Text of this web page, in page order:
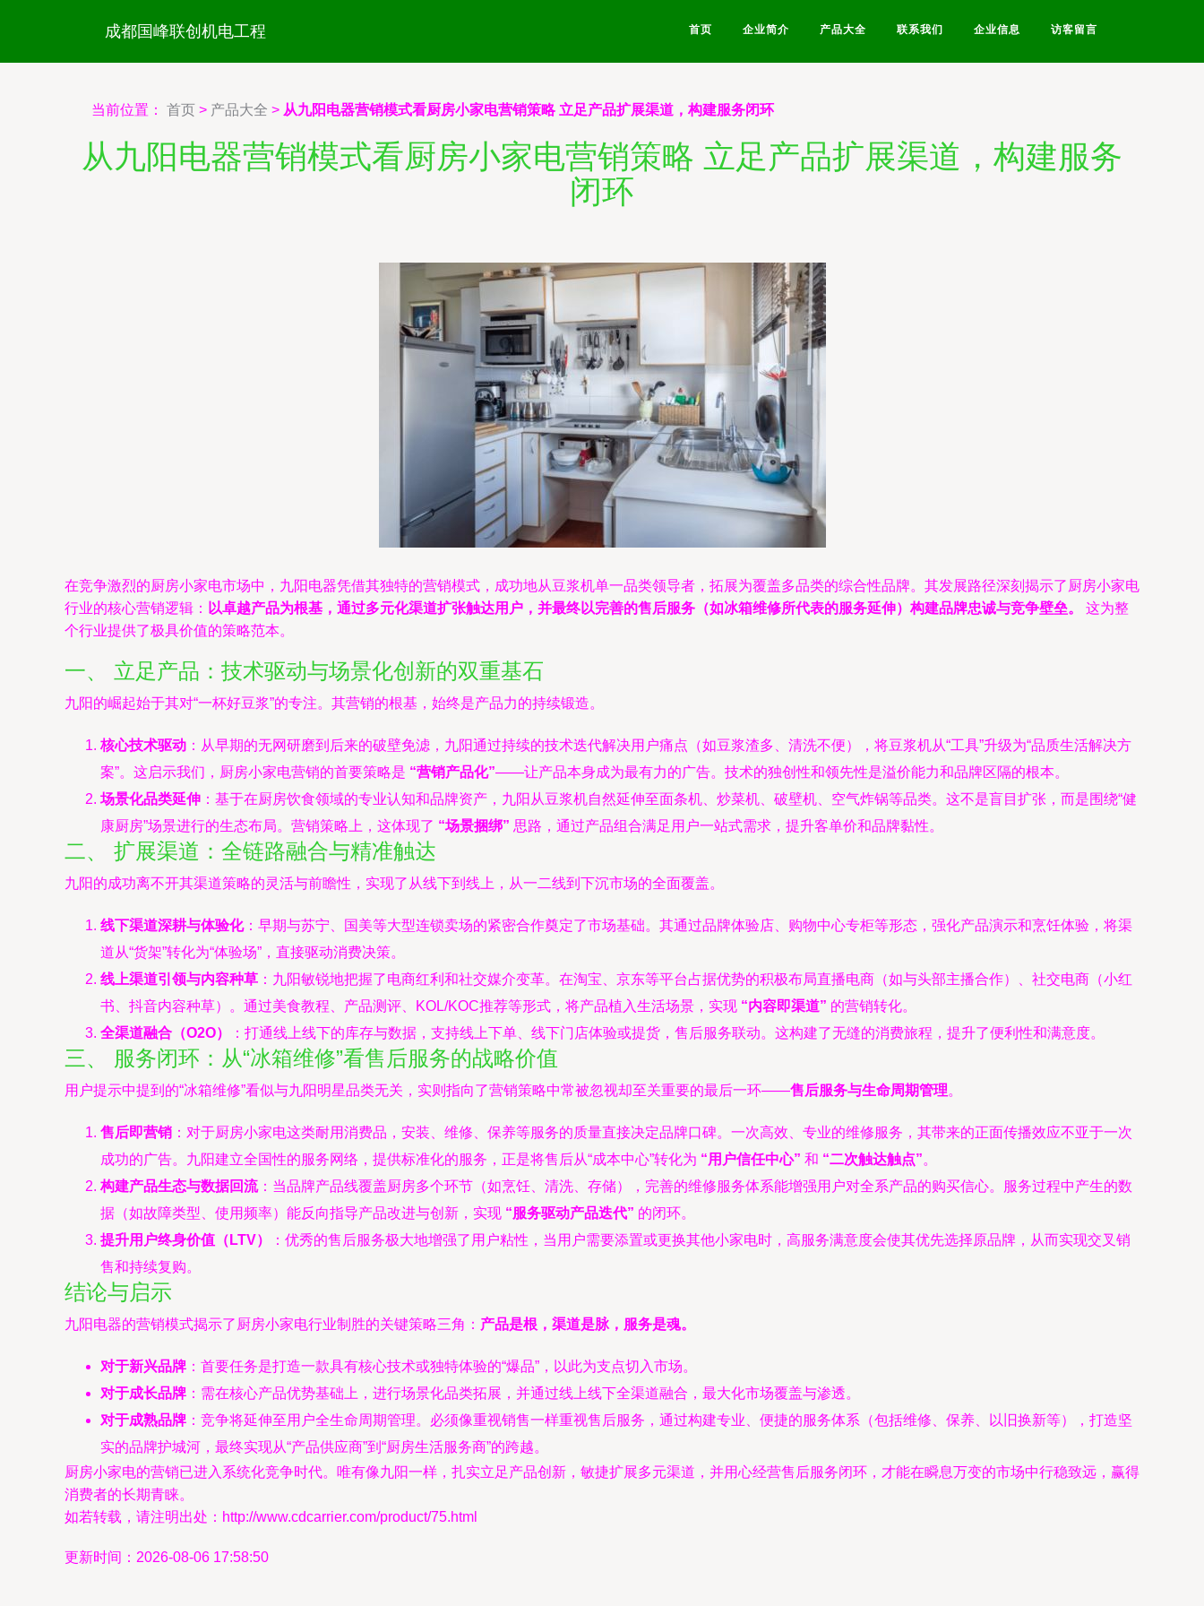
成都国峰联创机电工程 首页 企业简介 产品大全 联系我们 企业信息 访客留言
当前位置： 首页 > 产品大全 > 从九阳电器营销模式看厨房小家电营销策略 立足产品扩展渠道，构建服务闭环
从九阳电器营销模式看厨房小家电营销策略 立足产品扩展渠道，构建服务
闭环
在竞争激烈的厨房小家电市场中，九阳电器凭借其独特的营销模式，成功地从豆浆机单一品类领导者，拓展为覆盖多品类的综合性品牌。其发展路径深刻揭示了厨房小家电
行业的核心营销逻辑： 以卓越产品为根基，通过多元化渠道扩张触达用户，并最终以完善的售后服务（如冰箱维修所代表的服务延伸）构建品牌忠诚与竞争壁垒。
这为整
个行业提供了极具价值的策略范本。
一、 立足产品：技术驱动与场景化创新的双重基石
九阳的崛起始于其对“一杯好豆浆”的专注。其营销的根基，始终是产品力的持续锻造。
核心技术驱动 ：从早期的无网研磨到后来的破壁免滤，九阳通过持续的技术迭代解决用户痛点（如豆浆渣多、清洗不便），将豆浆机从“工具”升级为“品质生活解决方
案”。这启示我们，厨房小家电营销的首要策略是 “营销产品化”——让产品本身成为最有力的广告。技术的独创性和领先性是溢价能力和品牌区隔的根本。
场景化品类延伸 ：基于在厨房饮食领域的专业认知和品牌资产，九阳从豆浆机自然延伸至面条机、炒菜机、破壁机、空气炸锅等品类。这不是盲目扩张，而是围绕“健
康厨房”场景进行的生态布局。营销策略上，这体现了 “场景捆绑” 思路，通过产品组合满足用户一站式需求，提升客单价和品牌黏性。
二、 扩展渠道：全链路融合与精准触达
九阳的成功离不开其渠道策略的灵活与前瞻性，实现了从线下到线上，从一二线到下沉市场的全面覆盖。
线下渠道深耕与体验化：早期与苏宁、国美等大型连锁卖场的紧密合作奠定了市场基础。其通过品牌体验店、购物中心专柜等形态，强化产品演示和烹饪体验，将渠
道从“货架”转化为“体验场”，直接驱动消费决策。
线上渠道引领与内容种草 ：九阳敏锐地把握了电商红利和社交媒介变革。在淘宝、京东等平台占据优势的积极布局直播电商（如与头部主播合作）、社交电商（小红
书、抖音内容种草）。通过美食教程、产品测评、KOL/KOC推荐等形式，将产品植入生活场景，实现 “内容即渠道” 的营销转化。
全渠道融合（O2O）
：打通线上线下的库存与数据，支持线上下单、线下门店体验或提货，售后服务联动。这构建了无缝的消费旅程，提升了便利性和满意度。
三、 服务闭环：从“冰箱维修”看售后服务的战略价值
用户提示中提到的“冰箱维修”看似与九阳明星品类无关，实则指向了营销策略中常被忽视却至关重要的最后一环——售后服务与生命周期管理。
售后即营销 ：对于厨房小家电这类耐用消费品，安装、维修、保养等服务的质量直接决定品牌口碑。一次高效、专业的维修服务，其带来的正面传播效应不亚于一次
成功的广告。九阳建立全国性的服务网络，提供标准化的服务，正是将售后从“成本中心”转化为 “用户信任中心” 和 “二次触达触点”。
构建产品生态与数据回流：当品牌产品线覆盖厨房多个环节（如烹饪、清洗、存储），完善的维修服务体系能增强用户对全系产品的购买信心。服务过程中产生的数
据（如故障类型、使用频率）能反向指导产品改进与创新，实现 “服务驱动产品迭代” 的闭环。
提升用户终身价值（LTV）
：优秀的售后服务极大地增强了用户粘性，当用户需要添置或更换其他小家电时，高服务满意度会使其优先选择原品牌，从而实现交叉销
售和持续复购。
结论与启示
九阳电器的营销模式揭示了厨房小家电行业制胜的关键策略三角： 产品是根，渠道是脉，服务是魂。
对于新兴品牌 ：首要任务是打造一款具有核心技术或独特体验的“爆品”，以此为支点切入市场。
对于成长品牌 ：需在核心产品优势基础上，进行场景化品类拓展，并通过线上线下全渠道融合，最大化市场覆盖与渗透。
对于成熟品牌 ：竞争将延伸至用户全生命周期管理。必须像重视销售一样重视售后服务，通过构建专业、便捷的服务体系（包括维修、保养、以旧换新等），打造坚
实的品牌护城河，最终实现从“产品供应商”到“厨房生活服务商”的跨越。
厨房小家电的营销已进入系统化竞争时代。唯有像九阳一样，扎实立足产品创新，敏捷扩展多元渠道，并用心经营售后服务闭环，才能在瞬息万变的市场中行稳致远，赢得
消费者的长期青睐。
如若转载，请注明出处：http://www.cdcarrier.com/product/75.html
更新时间：2026-08-06 17:58:50